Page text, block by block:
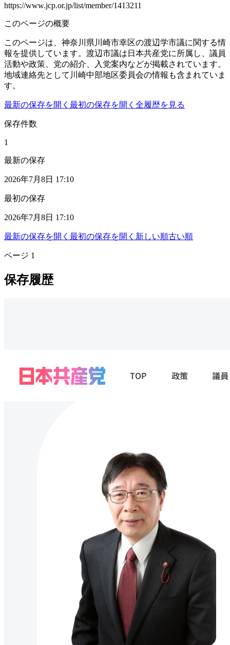
https://www.jcp.or.jp/list/member/1413211
このページの概要
このページは、神奈川県川崎市幸区の渡辺学市議に関する情
報を提供しています。渡辺市議は日本共産党に所属し、議員
活動や政策、党の紹介、入党案内などが掲載されています。
地域連絡先として川崎中部地区委員会の情報も含まれていま
す。
最新の保存を開く 最初の保存を開く 全履歴を見る
保存件数
1
最新の保存
2026年7月8日 17:10
最初の保存
2026年7月8日 17:10
最新の保存を開く 最初の保存を開く 新しい順古い順
ページ 1
保存履歴